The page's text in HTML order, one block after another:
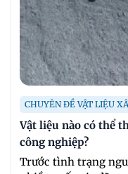
CHUYÊN ĐỀ VẬT LIỆU
Vật liệu nào có thể
công nghiệp?
Trước tình trạng